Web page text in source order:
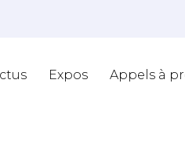
Expos Appels à